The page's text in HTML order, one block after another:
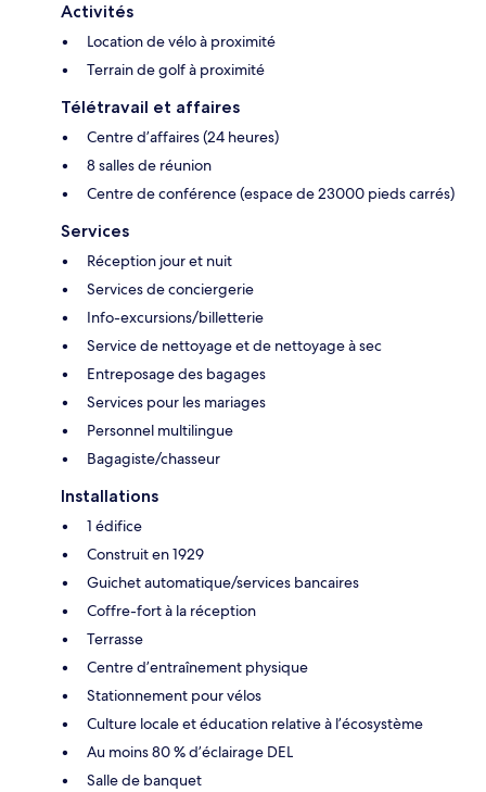
Activités
Location de vélo à proximité
Terrain de golf à proximité
Télétravail et affaires
Centre d’affaires (24 heures)
8 salles de réunion
Centre de conférence (espace de 23000 pieds carrés)
Services
Réception jour et nuit
Services de conciergerie
Info-excursions/billetterie
Service de nettoyage et de nettoyage à sec
Entreposage des bagages
Services pour les mariages
Personnel multilingue
Bagagiste/chasseur
Installations
1 édifice
Construit en 1929
Guichet automatique/services bancaires
Coffre-fort à la réception
Terrasse
Centre d’entraînement physique
Stationnement pour vélos
Culture locale et éducation relative à l’écosystème
Au moins 80 % d’éclairage DEL
Salle de banquet